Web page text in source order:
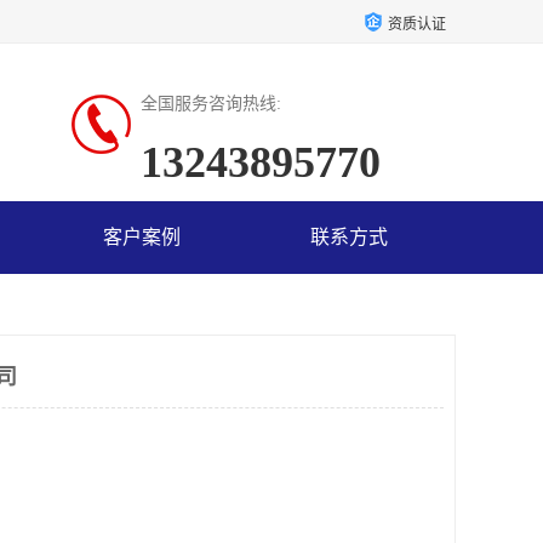
资质认证
全国服务咨询热线:
13243895770
客户案例 联系方式